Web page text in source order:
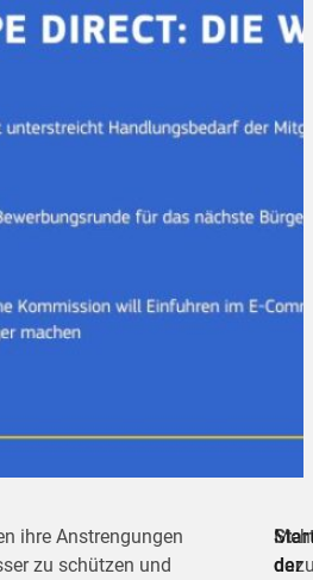
ihre Anstrengungen
zu schützen und
der